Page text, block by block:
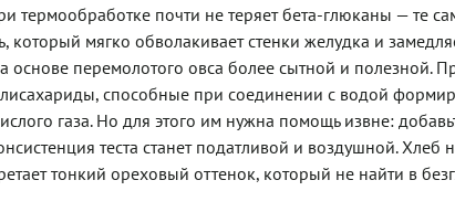
термообработке почти не теряет бета-глюканы — те
мягко обволакивает стенки желудка и
основе перемолотого овса более сытной и полезной.
способные при соединении с водой
газа. Но для этого им нужна помощь извне:
теста станет податливой и воздушной. Хлеб
тонкий ореховый оттенок, который не найти в